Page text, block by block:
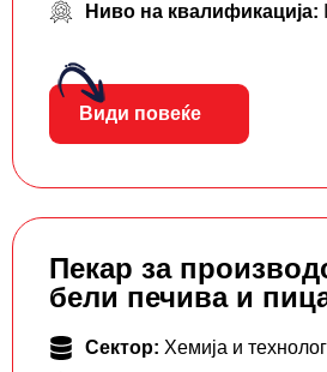
Ниво на квалификација:
Види повеќе
Пекар за
бели печива и
Сектор: Хемија и